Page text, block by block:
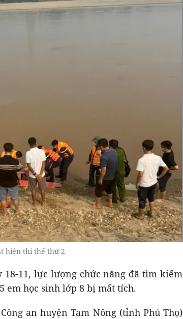
hiện thi thể thứ 2
18-11, lực lượng chức năng đã tìm kiếm
em học sinh lớp 8 bị mất tích.
an huyện Tam Nông (tỉnh Phú Thọ)